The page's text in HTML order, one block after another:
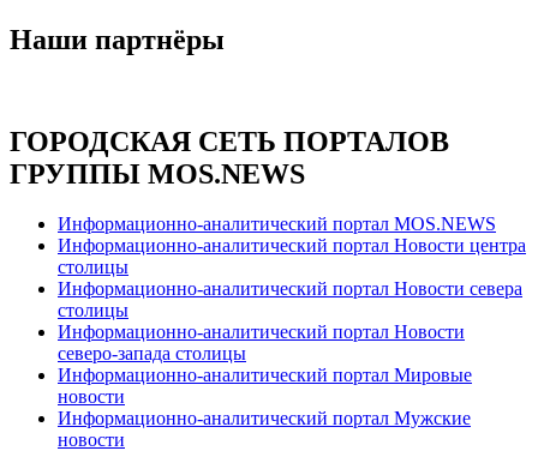
Наши партнёры
ГОРОДСКАЯ СЕТЬ ПОРТАЛОВ
ГРУППЫ MOS.NEWS
Информационно-аналитический портал MOS.NEWS
Информационно-аналитический портал Новости центра
столицы
Информационно-аналитический портал Новости севера
столицы
Информационно-аналитический портал Новости
северо-запада столицы
Информационно-аналитический портал Мировые
новости
Информационно-аналитический портал Мужские
новости